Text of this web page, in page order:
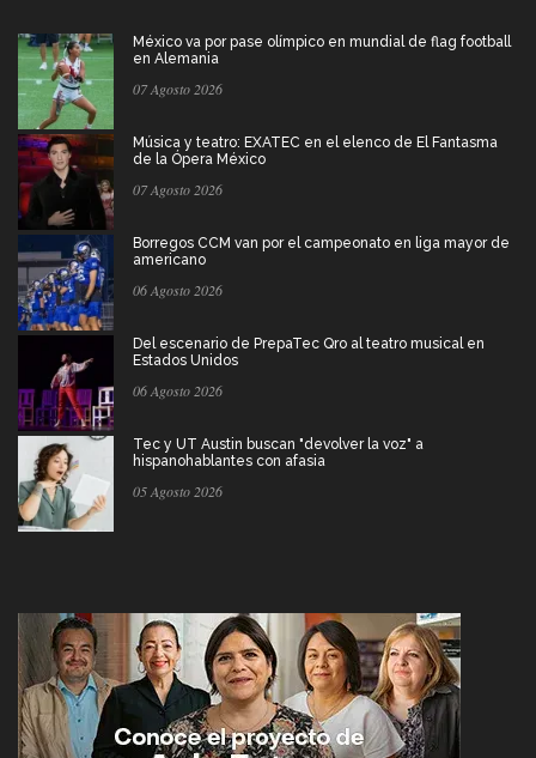
México va por pase olímpico en mundial de flag football
en Alemania
07 Agosto 2026
Música y teatro: EXATEC en el elenco de El Fantasma
de la Ópera México
07 Agosto 2026
Borregos CCM van por el campeonato en liga mayor de
americano
06 Agosto 2026
Del escenario de PrepaTec Qro al teatro musical en
Estados Unidos
06 Agosto 2026
Tec y UT Austin buscan "devolver la voz" a
hispanohablantes con afasia
05 Agosto 2026